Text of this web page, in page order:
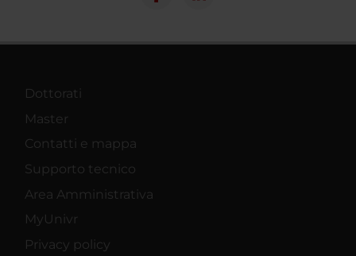
Dottorati
Master
Contatti e mappa
Supporto tecnico
Area Amministrativa
MyUnivr
Privacy policy